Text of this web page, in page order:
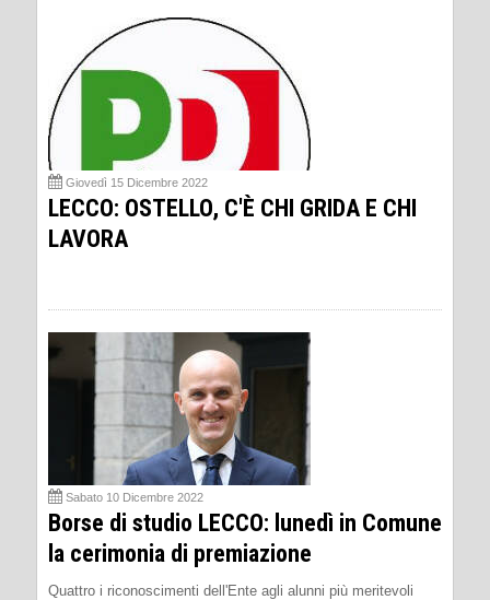
Giovedì 15 Dicembre 2022
LECCO: OSTELLO, C'È CHI GRIDA E CHI
LAVORA
Sabato 10 Dicembre 2022
Borse di studio LECCO: lunedì in Comune
la cerimonia di premiazione
Quattro i riconoscimenti dell'Ente agli alunni più meritevoli